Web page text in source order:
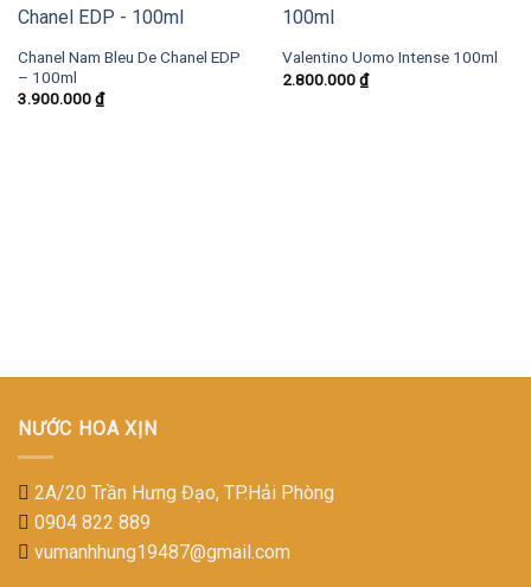
Chanel Nam Bleu De Chanel EDP
– 100ml
3.900.000₫
Valentino Uomo Intense 100ml
2.800.000₫
NƯỚC HOA XỊN
2A/20 Trần Hưng Đạo, TP.Hải Phòng
0904 822 889
vumanhhung19487@gmail.com